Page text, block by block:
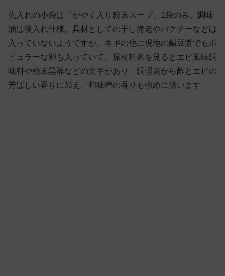
先入れの小袋は「かやく入り粉末スープ」1袋のみ、調味
油は後入れ仕様。具材としての干し海老やパクチーなどは
入っていないようですが、ネギの他に現地の鹹豆漿でもポ
ピュラーな卵も入っていて、原材料名を見るとエビ風味調
味料や粉末黒酢などの文字があり、調理前から酢とエビの
芳ばしい香りに加え、和味噌の香りも強めに漂います。